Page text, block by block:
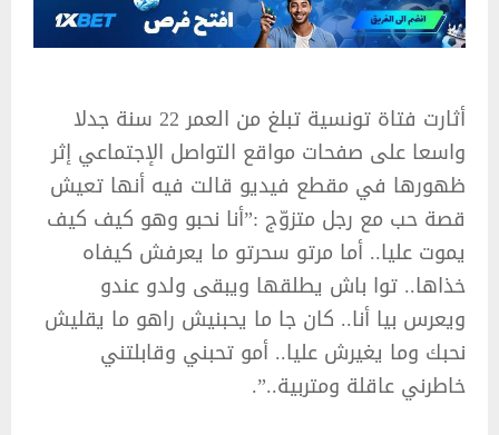
أثارت فتاة تونسية تبلغ من العمر 22 سنة جدلا
واسعا على صفحات مواقع التواصل الإجتماعي إثر
ظهورها في مقطع فيديو قالت فيه أنها تعيش
قصة حب مع رجل متزوّج :”أنا نحبو وهو كيف كيف
يموت عليا.. أما مرتو سحرتو ما يعرفش كيفاه
خذاها.. توا باش يطلقها ويبقى ولدو عندو
ويعرس بيا أنا.. كان جا ما يحبنيش راهو ما يقليش
نحبك وما يغيرش عليا.. أمو تحبني وقابلتني
خاطرني عاقلة ومتربية..”.